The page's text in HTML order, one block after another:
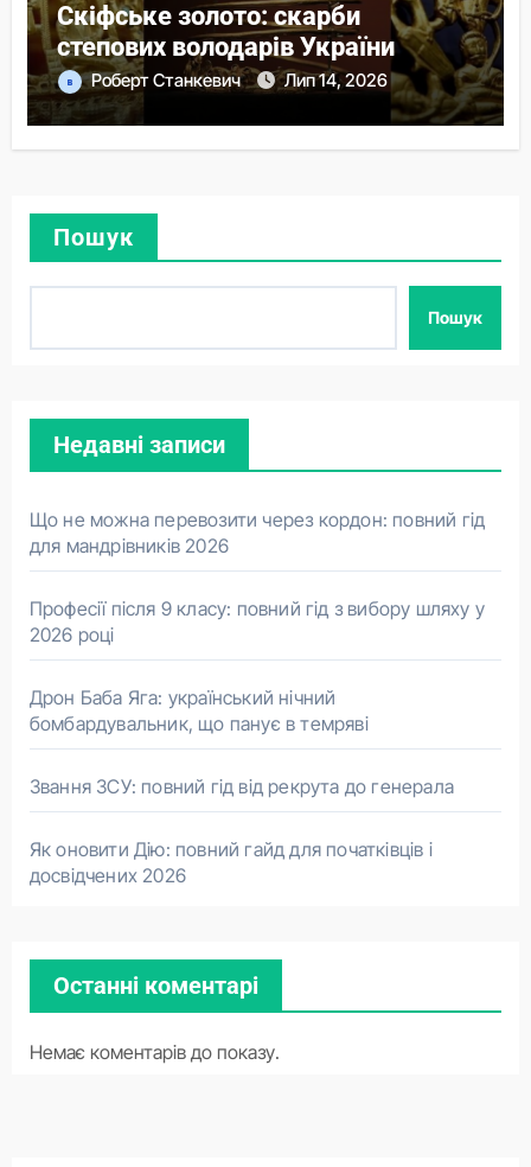
Скіфське золото: скарби
степових володарів України
Роберт Станкевич Лип 14, 2026
Пошук
Пошук
Недавні записи
Що не можна перевозити через кордон: повний гід
для мандрівників 2026
Професії після 9 класу: повний гід з вибору шляху у
2026 році
Дрон Баба Яга: український нічний
бомбардувальник, що панує в темряві
Звання ЗСУ: повний гід від рекрута до генерала
Як оновити Дію: повний гайд для початківців і
досвідчених 2026
Останні коментарі
Немає коментарів до показу.